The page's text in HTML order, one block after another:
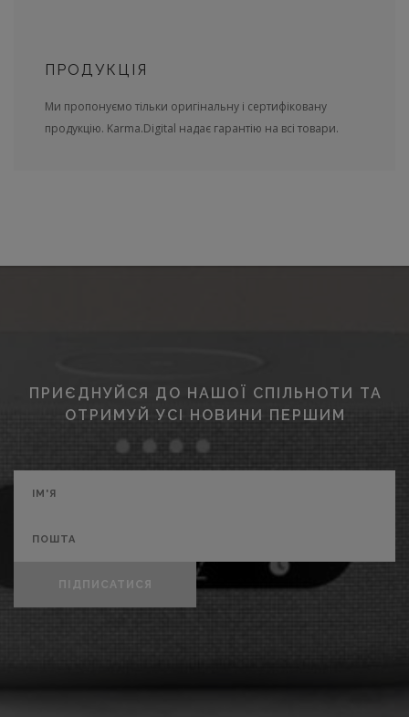
ПРОДУКЦІЯ
Ми пропонуємо тільки оригінальну і сертифіковану
продукцію. Karma.Digital надає гарантію на всі товари.
ПРИЄДНУЙСЯ ДО НАШОЇ СПІЛЬНОТИ ТА
ОТРИМУЙ УСІ НОВИНИ ПЕРШИМ
ПІДПИСАТИСЯ